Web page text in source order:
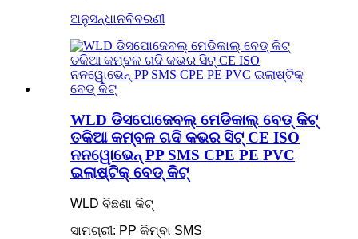
ଅନୁସନ୍ଧାନବିବରଣୀ
WLD ଡିସପୋଜେବଲ୍ ମେଡିକାଲ୍ ବେଡ୍ କିଟ୍
ତକିଆ କମ୍ବଳ ଗଦି କଭର ସିଟ୍ CE ISO
ନନୱୋଭେନ୍ PP SMS CPE PE PVC
ଇଲାଷ୍ଟିକ୍ ବେଡ୍ କିଟ୍
WLD ବିଛଣା କିଟ୍
ସାମଗ୍ରୀ: PP କିମ୍ବା SMS